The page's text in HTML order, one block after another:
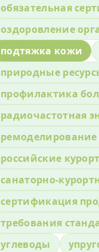
обязательная
оздоровление
подтяжка кожи
природные
профилактика
радиочастотная
российские
санаторно-
сертификация
требования
углеводы